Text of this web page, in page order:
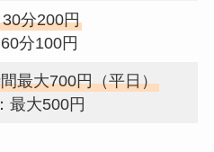
分200円
分100円
最大700円（平日）
最大500円